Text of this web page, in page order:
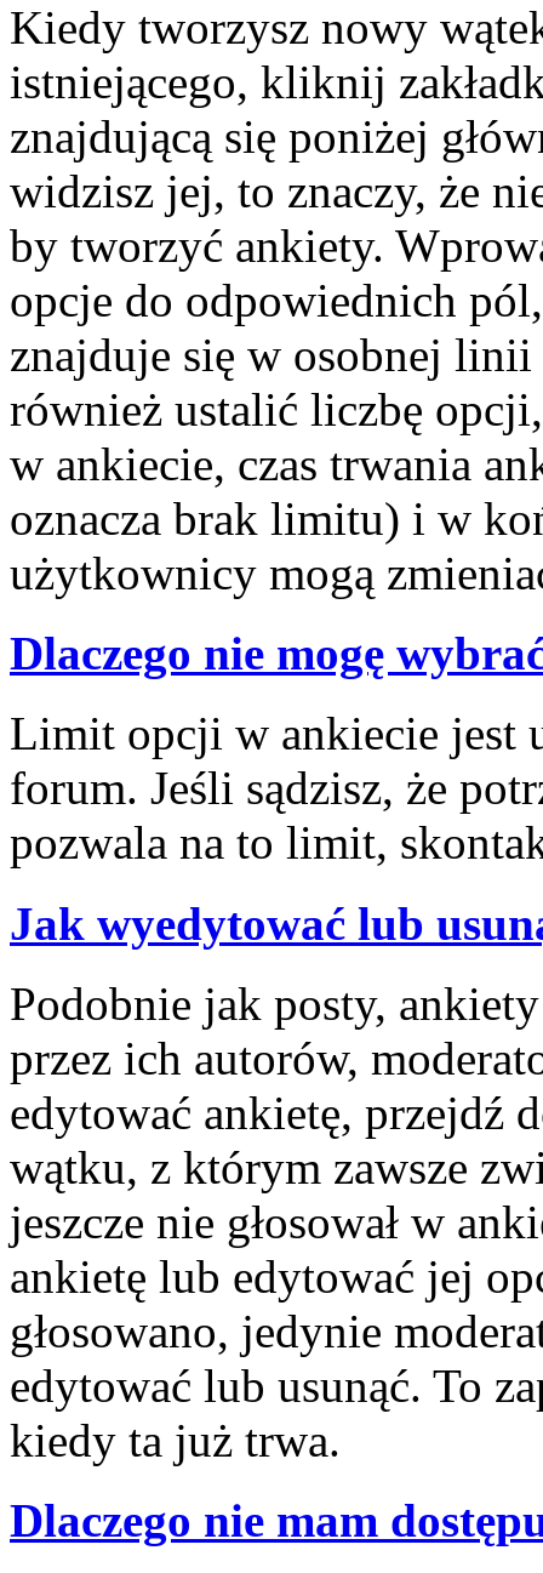
Kiedy tworzysz nowy
istniejącego, kliknij
znajdującą się poniżej
widzisz jej, to znaczy, że
by tworzyć ankiety.
opcje do odpowiednich
znajduje się w osobnej
również ustalić liczbę
w ankiecie, czas trwania
oznacza brak limitu) i w
użytkownicy mogą
Dlaczego nie mogę
Limit opcji w ankiecie jest
forum. Jeśli sądzisz, że
pozwala na to limit,
Jak wyedytować lub
Podobnie jak posty,
przez ich autorów,
edytować ankietę, przejdź
wątku, z którym zawsze
jeszcze nie głosował w
ankietę lub edytować jej
głosowano, jedynie
edytować lub usunąć. To
kiedy ta już trwa.
Dlaczego nie mam